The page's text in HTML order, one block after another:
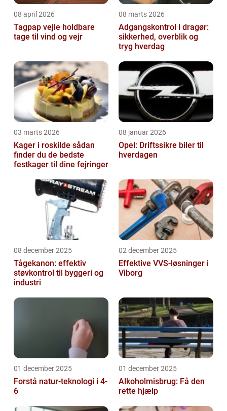
08 april 2026
Tagpap vejle holdbare
tage til vind og vejr
08 marts 2026
Adgangskontrol i dragør:
sikkerhed, overblik og
tryg hverdag
03 marts 2026
Kager i roskilde sådan
finder du de bedste
festkager til dine fejringer
08 januar 2026
Opel: Driftssikre biler til
hverdagen
08 december 2025
Tågekanon: effektiv
støvkontrol til byggeri og
industri
02 december 2025
Effektive VVS-løsninger i
Viborg
01 december 2025
Forstå natur-teknologi i 4-
6
01 december 2025
Alkoholmisbrug: Få den
rette hjælp